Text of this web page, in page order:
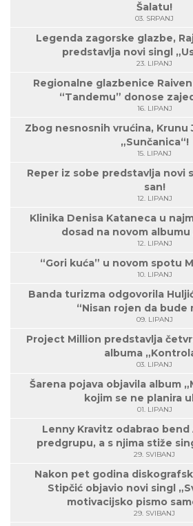
Šalatu!
03. SRPANJ
Legenda zagorske glazbe,
predstavlja novi singl
23. LIPANJ
Regionalne glazbenice
“Tandemu” donose
16. LIPANJ
Zbog nesnosnih vrućina, Krunu
„Sunčanica“!
15. LIPANJ
Reper iz sobe predstavlja novi
san!
12. LIPANJ
Klinika Denisa Kataneca u
dosad na novom albumu
12. LIPANJ
“Gori kuća” u novom spotu
10. LIPANJ
Banda turizma odgovorila
“Nisan rojen da bude
09. LIPANJ
Project Million predstavlja
albuma
03. LIPANJ
Šarena pojava objavila album
kojim se ne planira
01. LIPANJ
Lenny Kravitz odabrao bend
predgrupu, a s njima stiže
29. SVIBANJ
Nakon pet godina
Stipčić objavio novi singl
motivacijsko pismo
29. SVIBANJ